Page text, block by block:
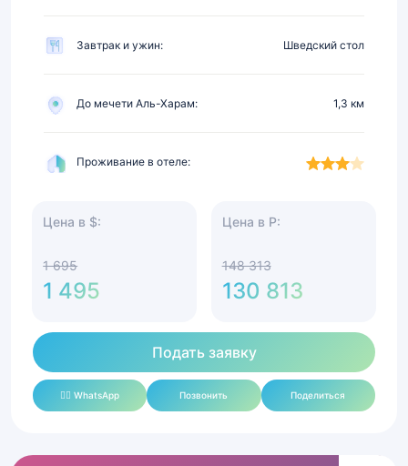
Завтрак и ужин: Шведский стол
До мечети Аль-Харам: 1,3 км
Проживание в отеле:
Цена в $:
1 695
1 495
Цена в Р:
148 313
130 813
Подать заявку
✍🏻 WhatsApp Позвонить Поделиться